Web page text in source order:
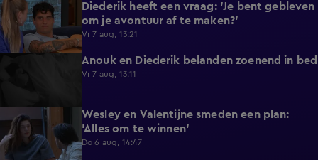
0:37
Diederik heeft een vraag: 'Je bent gebleven
om je avontuur af te maken?'
Vr 7 aug, 13:21
Anouk en Diederik belanden zoenend in bed
Vr 7 aug, 13:11
0:26
Wesley en Valentijne smeden een plan:
'Alles om te winnen'
Do 6 aug, 14:47